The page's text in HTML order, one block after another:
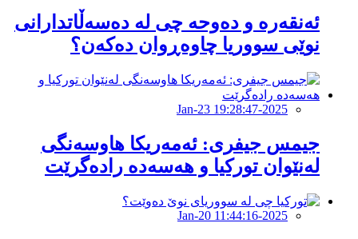
ئەنقەرە و دەوحە چی لە دەسەڵاتدارانی
نوێی سووریا چاوەڕوان دەكەن؟
2025-Jan-23 19:28:47
جیمس جیفرى: ئەمەریکا هاوسەنگى
لەنێوان تورکیا و هەسەدە رادەگرێت
2025-Jan-20 11:44:16